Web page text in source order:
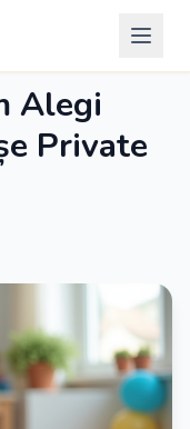
Alegi
Private